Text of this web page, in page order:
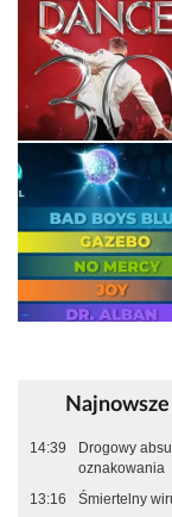
Najnowsze
14:39
Drogowy
oznakowania
13:16
Śmiertelny